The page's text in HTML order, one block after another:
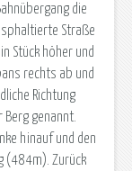
die
Straße
Stück höher und
rechts ab und
Richtung
genannt.
hinauf und den
(484m). Zurück